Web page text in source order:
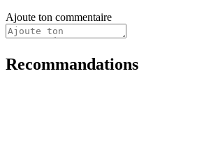
Ajoute ton commentaire
Recommandations